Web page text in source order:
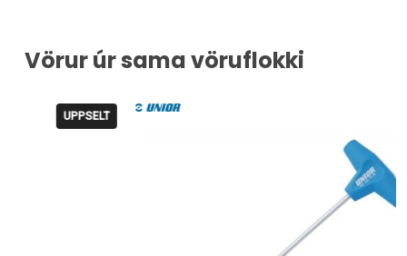
Vörur úr sama vöruflokki